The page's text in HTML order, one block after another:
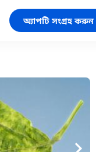
অ্যাপটি সংগ্রহ করুন